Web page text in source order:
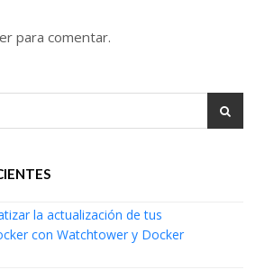
para comentar.
la actualización de tus
con Watchtower y Docker